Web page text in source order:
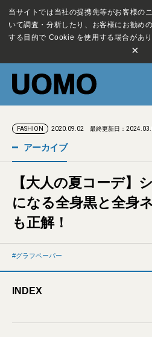
当サイトでは当社の提携先等がお客様の
いて調査・分析したり、お客様にお勧め
する目的で Cookie を使用する場合があり
×
FASHION 2020.09.02 最終更新日：
アーカイブ
【大人の夏コーデ】
になる全身黒と全身
も正解！
グラフペーパー
INDEX